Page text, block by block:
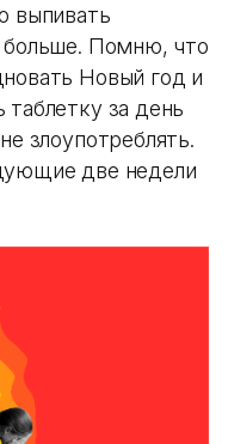
выпивать
больше. Помню, что
Новый год и
за день
злоупотреблять.
две недели